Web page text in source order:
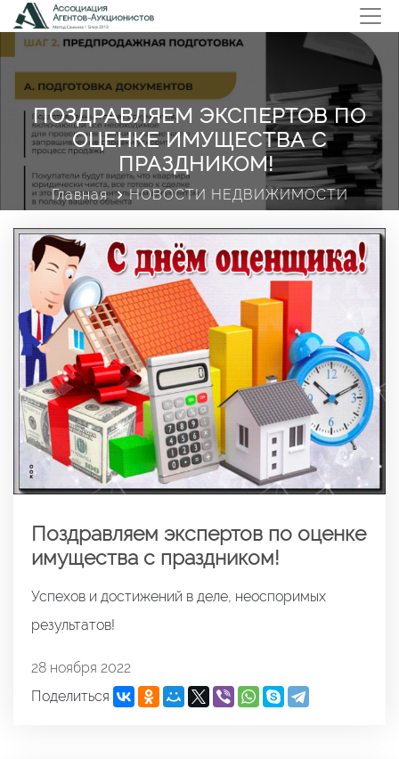
ПОЗДРАВЛЯЕМ ЭКСПЕРТОВ ПО
ОЦЕНКЕ ИМУЩЕСТВА С
ПРАЗДНИКОМ!
Главная
НОВОСТИ НЕДВИЖИМОСТИ
Поздравляем экспертов по оценке имущества с
праздником!
Поздравляем экспертов по оценке
имущества с праздником!
Успехов и достижений в деле, неоспоримых
результатов!
28 ноября 2022
Поделиться